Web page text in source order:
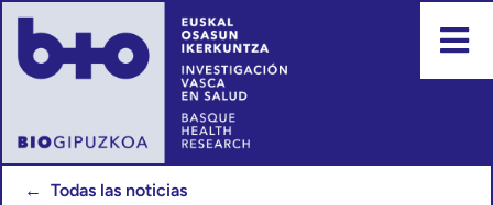
← Todas las noticias